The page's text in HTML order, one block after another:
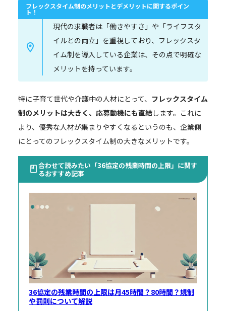
フレックスタイム制のメリットとデメリットに関するポイン
ト！
現代の求職者は「働きやすさ」や「ライフスタ
イルとの両立」を重視しており、フレックスタ
イム制を導入している企業は、その点で明確な
メリットを持っています。
特に子育て世代や介護中の人材にとって、 フレックスタイム
制のメリットは大きく、応募動機にも直結します。これに
より、優秀な人材が集まりやすくなるというのも、企業側
にとってのフレックスタイム制の大きなメリットです。
合わせて読みたい「36協定の残業時間の上限」に関す
るおすすめ記事
36協定の残業時間の上限は月45時間？80時間？規制
や罰則について解説